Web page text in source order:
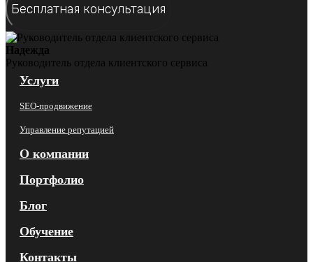
Надежда
Руководитель отдела клиентского сервиса
Услуги
SEO-продвижение
Управление репутацией
О компании
Портфолио
Блог
Обучение
Контакты